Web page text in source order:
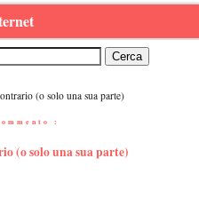
(o solo una sua parte)
:
(o solo una sua parte)